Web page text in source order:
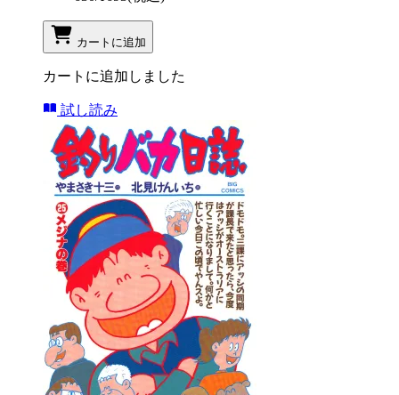
カートに追加
カートに追加しました
試し読み